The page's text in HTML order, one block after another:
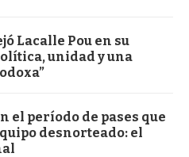
Lacalle Pou en su
unidad y una
el período de pases que
desnorteado: el